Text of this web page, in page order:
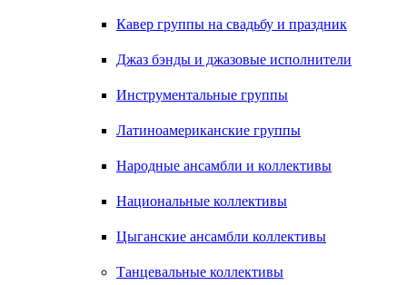
Кавер группы на свадьбу и праздник
Джаз бэнды и джазовые исполнители
Инструментальные группы
Латиноамериканские группы
Народные ансамбли и коллективы
Национальные коллективы
Цыганские ансамбли коллективы
Танцевальные коллективы